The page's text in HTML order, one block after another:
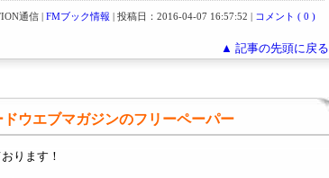
通信 | FMブック情報 | 投稿日：2016-04-07 16:57:52 | コメント ( 0 )
▲ 記事の先頭に戻る
ウエブマガジンのフリーペーパー
ります！